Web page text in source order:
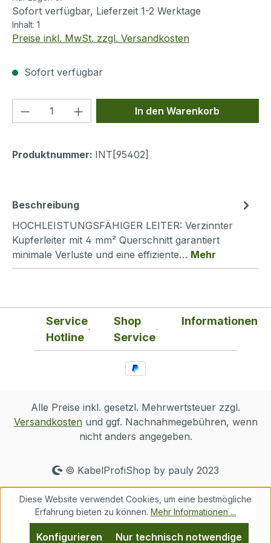
Sofort verfügbar, Lieferzeit 1-2 Werktage
Inhalt: 1
Preise inkl. MwSt. zzgl. Versandkosten
Sofort verfügbar
Produkt Anzahl: Gib denIn den Warenkorb
Produktnummer: INT[95402]
Beschreibung
HOCHLEISTUNGSFÄHIGER LEITER: Verzinnter
Kupferleiter mit 4 mm² Querschnitt garantiert
minimale Verluste und eine effiziente… Mehr
Service
Hotline
Shop
Service
Informationen
Alle Preise inkl. gesetzl. Mehrwertsteuer zzgl.
Versandkostenund ggf. Nachnahmegebühren, wenn
nicht anders angegeben.
© KabelProfiShop by pauly 2023
Diese Website verwendet Cookies, um eine bestmögliche
Erfahrung bieten zu können. Mehr Informationen ...
Nur technisch notwendige
Konfigurieren